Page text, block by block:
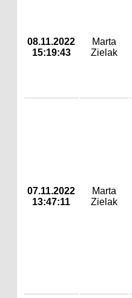
08.11.2022
15:19:43
Marta
Zielak
07.11.2022
13:47:11
Marta
Zielak